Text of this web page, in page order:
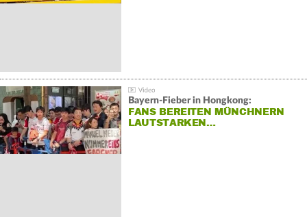
Bayern-Fieber in Hongkong:
FANS BEREITEN MÜNCHNERN
LAUTSTARKEN…